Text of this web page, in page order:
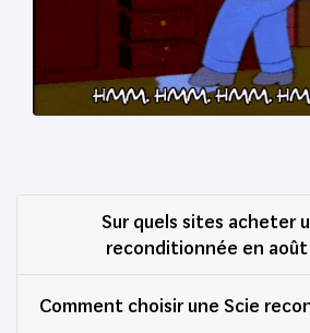
Sur quels sites acheter
reconditionnée en août
Comment choisir une Scie